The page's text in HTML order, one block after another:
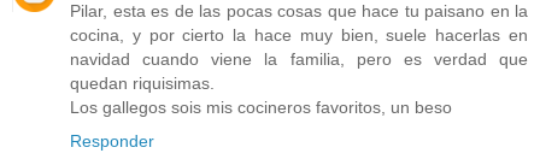
Pilar, esta es de las pocas cosas que hace tu paisano en la
cocina, y por cierto la hace muy bien, suele hacerlas en
navidad cuando viene la familia, pero es verdad que
quedan riquisimas.
Los gallegos sois mis cocineros favoritos, un beso
Responder